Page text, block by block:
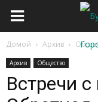
Домой Архив
Архив Общество
Встречи